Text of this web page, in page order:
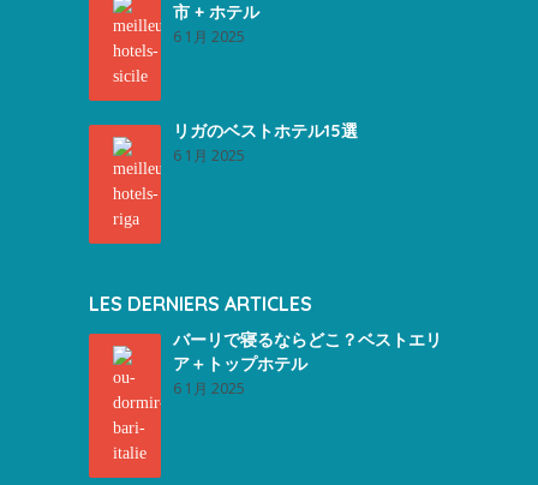
市 + ホテル
6 1月 2025
リガのベストホテル15選
6 1月 2025
LES DERNIERS ARTICLES
バーリで寝るならどこ？ベストエリ
ア＋トップホテル
6 1月 2025